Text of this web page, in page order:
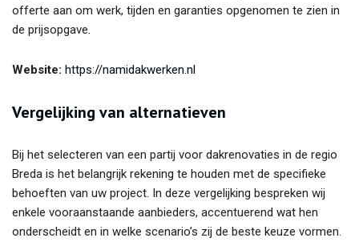
offerte aan om werk, tijden en garanties opgenomen te zien in
de prijsopgave.
Website: https://namidakwerken.nl
Vergelijking van alternatieven
Bij het selecteren van een partij voor dakrenovaties in de regio
Breda is het belangrijk rekening te houden met de specifieke
behoeften van uw project. In deze vergelijking bespreken wij
enkele vooraanstaande aanbieders, accentuerend wat hen
onderscheidt en in welke scenario’s zij de beste keuze vormen.